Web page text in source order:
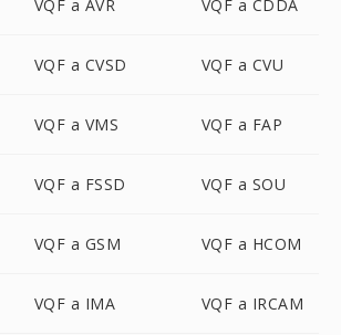
VQF a AVR VQF a CDDA
VQF a CVSD VQF a CVU
VQF a VMS VQF a FAP
VQF a FSSD VQF a SOU
VQF a GSM VQF a HCOM
VQF a IMA VQF a IRCAM